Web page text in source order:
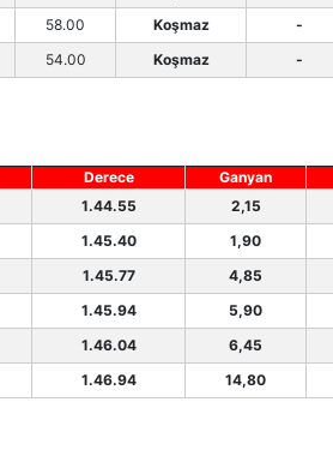
58.00 Koşmaz -
54.00 Koşmaz -
Derece Ganyan
1.44.55 2,15
1.45.40 1,90
1.45.77 4,85
1.45.94 5,90
1.46.04 6,45
1.46.94 14,80